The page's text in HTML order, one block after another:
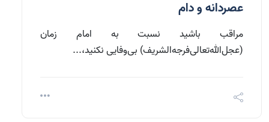
عصردانه و دام
مراقب باشید نسبت به امام زمان
(عجل‌الله‌تعالی‌فرجه‌الشریف) بی‌وفایی نکنید،...